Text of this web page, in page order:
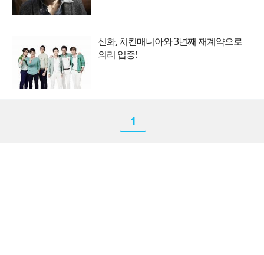
신화, 치킨매니아와 3년째 재계약으로
의리 입증!
1